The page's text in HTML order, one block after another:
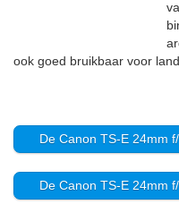
ook goed bruikbaar voor
De Canon TS-E 24mm
De Canon TS-E 24mm